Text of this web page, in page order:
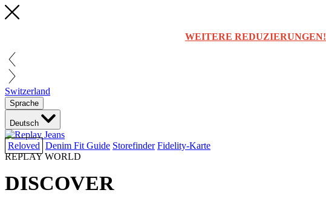
WEITERE REDUZIERUNGEN!
Switzerland
Sprache
Deutsch
Reloved Denim Fit Guide Storefinder Fidelity-Karte
REPLAY WORLD
DISCOVER